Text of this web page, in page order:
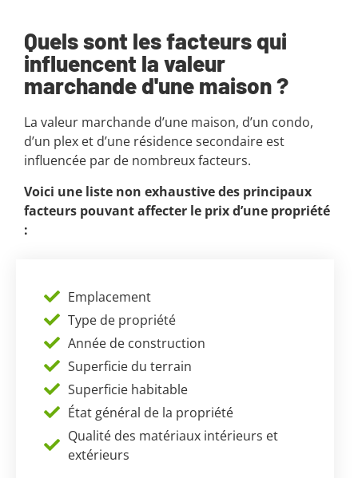
Quels sont les facteurs qui
influencent la valeur
marchande d'une maison ?
La valeur marchande d’une maison, d’un condo,
d’un plex et d’une résidence secondaire est
influencée par de nombreux facteurs.
Voici une liste non exhaustive des principaux
facteurs pouvant affecter le prix d’une propriété
:
Emplacement
Type de propriété
Année de construction
Superficie du terrain
Superficie habitable
État général de la propriété
Qualité des matériaux intérieurs et
extérieurs